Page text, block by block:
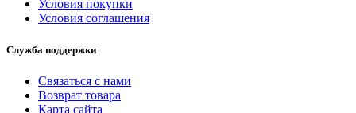
Условия покупки
Условия соглашения
Служба поддержки
Связаться с нами
Возврат товара
Карта сайта